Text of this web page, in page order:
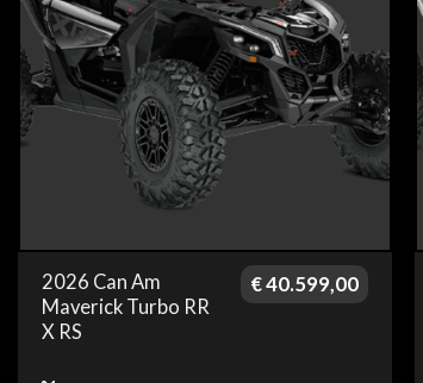
2026 Can Am
Maverick Turbo RR
X RS
€40.599,00